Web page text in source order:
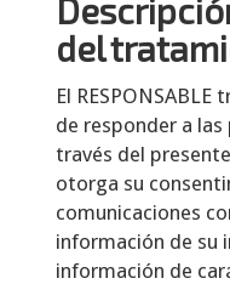
del
El
de responder a
través del
otorga su
comunicaciones
información de su
información de